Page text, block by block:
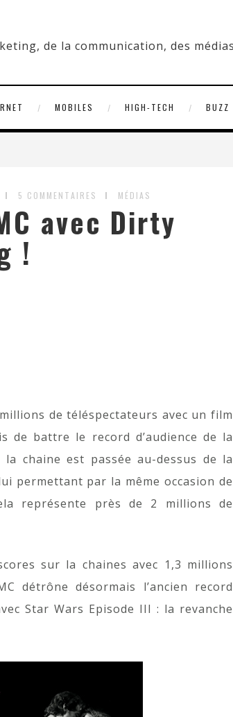
MOBILES HIGH-TECH BUZZ
5 COMMENTAIRES MÉDIAS
avec Dirty
!
de téléspectateurs avec un film
de battre le record d’audience de la
chaine est passée au-dessus de la
permettant par la même occasion de
représente près de 2 millions de
sur la chaines avec 1,3 millions
détrône désormais l’ancien record
Star Wars Episode III : la revanche